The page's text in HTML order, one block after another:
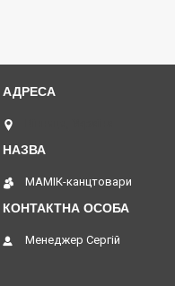
МАМІК-канцтовари
Менеджер Сергій